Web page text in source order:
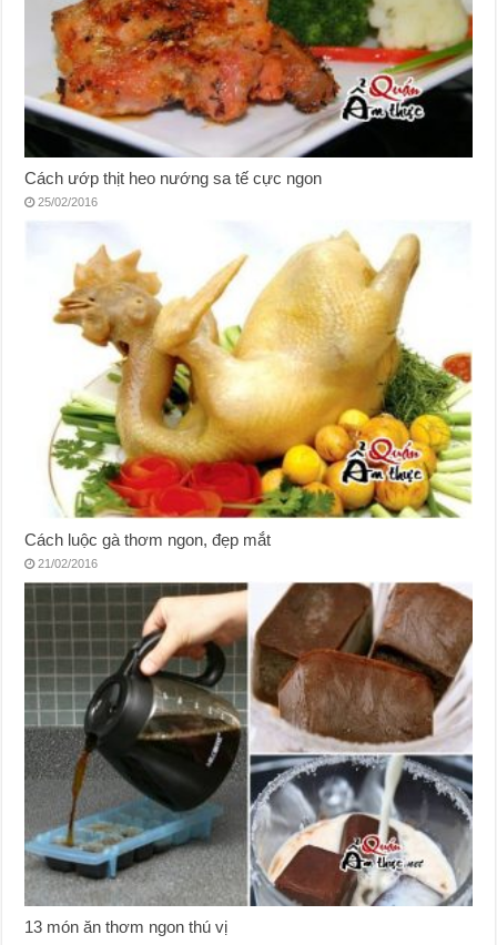
Cách ướp thịt heo nướng sa tế cực ngon
25/02/2016
Cách luộc gà thơm ngon, đẹp mắt
21/02/2016
13 món ăn thơm ngon thú vị